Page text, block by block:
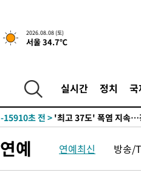
2026.08.08 (토)
서울 34.7℃
실시간 정치 국
-9056초 전 >[속보]뉴욕증시 상승 마
-31754초 전 >극한폭염 한풀 꺾이지
-27289초 전 >
[속보]'압수수색·성접
-15910초 전 >
-9036초 전 > [속보]뉴욕증시 상승 마
주 날씨]
-28792초 전 >
축구협회 "압수수색·
-27309초 전 >[속보]'압수수색·성접대
연예 연예최신 방송/